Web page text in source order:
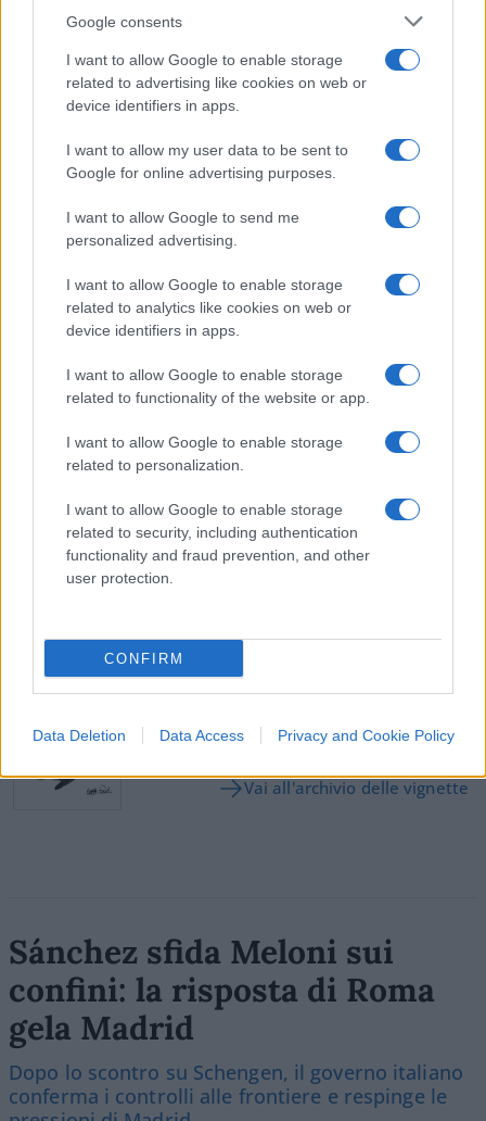
Google consents
I want to allow Google to enable storage
related to advertising like cookies on web or
device identifiers in apps.
I want to allow my user data to be sent to
Google for online advertising purposes.
I want to allow Google to send me
personalized advertising.
I want to allow Google to enable storage
related to analytics like cookies on web or
device identifiers in apps.
I want to allow Google to enable storage
related to functionality of the website or app.
I want to allow Google to enable storage
related to personalization.
I want to allow Google to enable storage
related to security, including authentication
functionality and fraud prevention, and other
user protection.
CONFIRM
Data Deletion Data Access Privacy and Cookie Policy
verifichi nel momento in cui l’amministrazione
statunitense ha confermato l’intenzione di
procedere con l’applicazione diuna tariffa del
su tutte leautovetture
parco auto è di provenienza estera. E nel mirino
auto coreane e giapponesi, presenti in forze sia
sul mercato europeo, sia su quello americano.
Nicolaporro.it è anche su Whatsapp. È sufficiente
cliccare quiper iscriversi al canale ed essere sempre
aggiornati (gratis).
#AUTO ELETTRICHE #NAVI
SEDUTE SATIRICHE
Vignetta del 07/08/2026
Vai all'archivio delle vignette
Sánchez sfida Meloni sui
confini: la risposta di Roma
gela Madrid
Dopo lo scontro su Schengen, il governo italiano
conferma i controlli alle frontiere e respinge le